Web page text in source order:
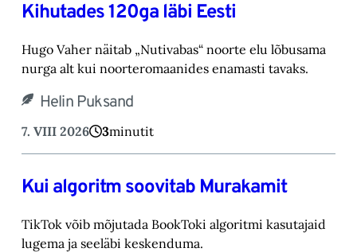
Kihutades 120ga läbi Eesti
Hugo Vaher näitab „Nutivabas“ noorte elu lõbusama
nurga alt kui noorteromaanides ena‎masti tavaks.‎
Helin Puksand
7. VIII 2026 3minutit
Kui algoritm soovitab Murakamit
TikTok võib mõjutada BookToki algoritmi kasutajaid
lugema ja seeläbi keskenduma.‎